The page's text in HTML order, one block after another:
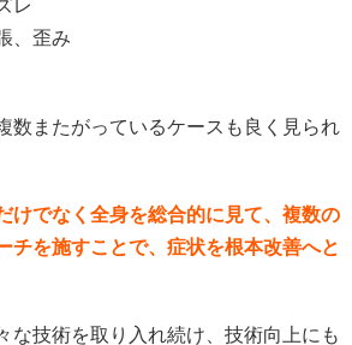
レ
、歪み
数またがっているケースも良く見られ
けでなく全身を総合的に見て、複数の
チを施すことで、症状を根本改善へと
な技術を取り入れ続け、技術向上にも